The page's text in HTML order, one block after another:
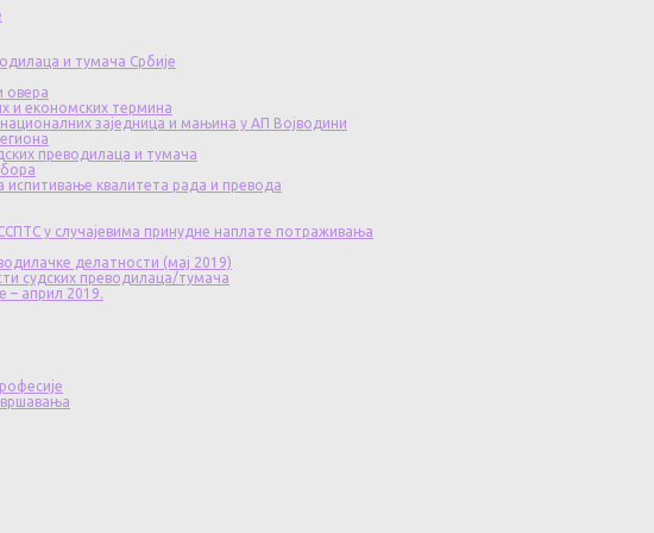
и тумача Србије
овера
и економских термина
националних заједница и мањина у АП Војводини
преводилаца и тумача
испитивање квалитета рада и превода
у случајевима принудне наплате потраживања
делатности (мај 2019)
судских преводилаца/тумача
– април 2019.